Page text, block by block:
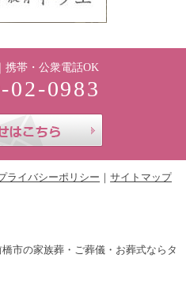
携帯・公衆電話OK
02-0983
ライバシーポリシー サイトマップ
市の家族葬・ご葬儀・お葬式ならタ